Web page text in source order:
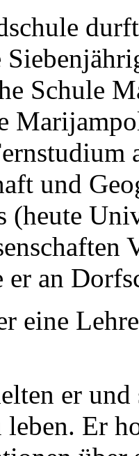
Schule
und
(heute
er an
eine
er
Er